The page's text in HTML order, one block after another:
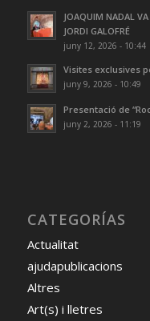
JOAQUIM NADAL
JORDI GALOFRÉ
juny 12, 2026 - 10:44
Visites exclusives
juny 9, 2026 - 10:49
Presentació de
juny 2, 2026 - 11:19
CATEGORÍAS
Actualitat
ajudapublicacions
Altres
Art(s) i lletres